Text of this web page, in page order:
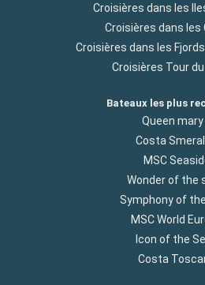
Croisières dans les
Croisières dans les
Croisières dans les
Croisières Tour
Bateaux les plus
Queen mary
Costa
MSC
Wonder of the
Symphony of
MSC World
Icon of the
Costa